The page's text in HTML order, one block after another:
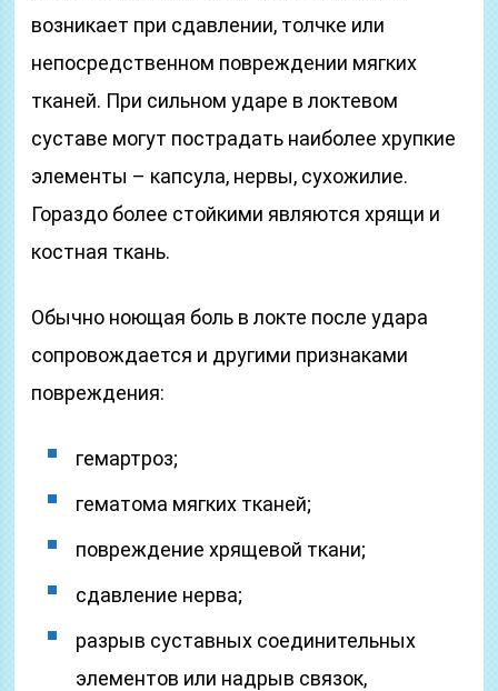
возникает при сдавлении, толчке или
непосредственном повреждении мягких
тканей. При сильном ударе в локтевом
суставе могут пострадать наиболее хрупкие
элементы – капсула, нервы, сухожилие.
Гораздо более стойкими являются хрящи и
костная ткань.
Обычно ноющая боль в локте после удара
сопровождается и другими признаками
повреждения:
гемартроз;
гематома мягких тканей;
повреждение хрящевой ткани;
сдавление нерва;
разрыв суставных соединительных
элементов или надрыв связок,